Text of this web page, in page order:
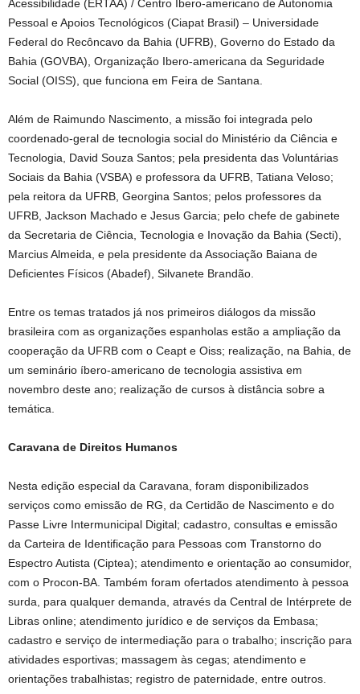
Acessibilidade (ERTAA) / Centro Ibero-americano de Autonomia
Pessoal e Apoios Tecnológicos (Ciapat Brasil) – Universidade
Federal do Recôncavo da Bahia (UFRB), Governo do Estado da
Bahia (GOVBA), Organização Ibero-americana da Seguridade
Social (OISS), que funciona em Feira de Santana.
Além de Raimundo Nascimento, a missão foi integrada pelo
coordenado-geral de tecnologia social do Ministério da Ciência e
Tecnologia, David Souza Santos; pela presidenta das Voluntárias
Sociais da Bahia (VSBA) e professora da UFRB, Tatiana Veloso;
pela reitora da UFRB, Georgina Santos; pelos professores da
UFRB, Jackson Machado e Jesus Garcia; pelo chefe de gabinete
da Secretaria de Ciência, Tecnologia e Inovação da Bahia (Secti),
Marcius Almeida, e pela presidente da Associação Baiana de
Deficientes Físicos (Abadef), Silvanete Brandão.
Entre os temas tratados já nos primeiros diálogos da missão
brasileira com as organizações espanholas estão a ampliação da
cooperação da UFRB com o Ceapt e Oiss; realização, na Bahia, de
um seminário íbero-americano de tecnologia assistiva em
novembro deste ano; realização de cursos à distância sobre a
temática.
Caravana de Direitos Humanos
Nesta edição especial da Caravana, foram disponibilizados
serviços como emissão de RG, da Certidão de Nascimento e do
Passe Livre Intermunicipal Digital; cadastro, consultas e emissão
da Carteira de Identificação para Pessoas com Transtorno do
Espectro Autista (Ciptea); atendimento e orientação ao consumidor,
com o Procon-BA. Também foram ofertados atendimento à pessoa
surda, para qualquer demanda, através da Central de Intérprete de
Libras online; atendimento jurídico e de serviços da Embasa;
cadastro e serviço de intermediação para o trabalho; inscrição para
atividades esportivas; massagem às cegas; atendimento e
orientações trabalhistas; registro de paternidade, entre outros.